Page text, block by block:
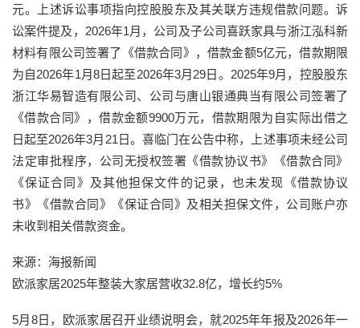
元。上述诉讼事项指向控股股东及其关联方违规借款问题。诉
讼案件提及，2026年1月，公司及子公司喜跃家具与浙江泓科新
材料有限公司签署了《借款合同》，借款金额5亿元，借款期限
为自2026年1月8日起至2026年3月29日。2025年9月，控股股东
浙江华易智造有限公司、公司与唐山银通典当有限公司签署了
《借款合同》，借款金额9900万元，借款期限为自实际出借之
日起至2026年3月21日。喜临门在公告中称，上述事项未经公司
法定审批程序，公司无授权签署《借款协议书》《借款合同》
《保证合同》及其他担保文件的记录，也未发现《借款协议
书》《借款合同》《保证合同》及相关担保文件，公司账户亦
未收到相关借款资金。
来源：海报新闻
欧派家居2025年整装大家居营收32.8亿，增长约5%
5月8日，欧派家居召开业绩说明会，就2025年年报及2026年一